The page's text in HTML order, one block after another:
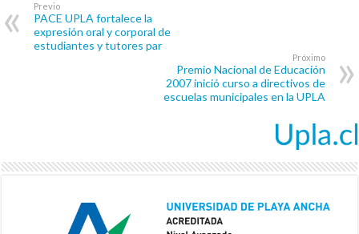
Previo
PACE UPLA fortalece la
expresión oral y corporal de
estudiantes y tutores par
Próximo
Premio Nacional de Educación
2007 inició curso a directivos de
escuelas municipales en la UPLA